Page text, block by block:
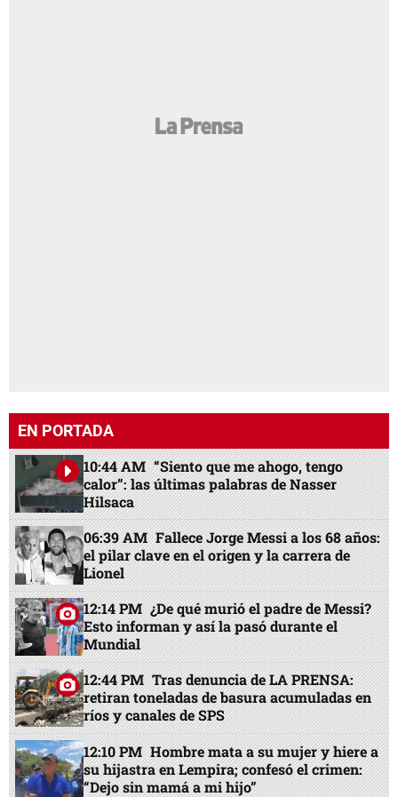
EN PORTADA
10:44 AM “Siento que me ahogo, tengo
calor”: las últimas palabras de Nasser
Hilsaca
06:39 AM Fallece Jorge Messi a los 68 años:
el pilar clave en el origen y la carrera de
Lionel
12:14 PM ¿De qué murió el padre de Messi?
Esto informan y así la pasó durante el
Mundial
12:44 PM Tras denuncia de LA PRENSA:
retiran toneladas de basura acumuladas en
ríos y canales de SPS
12:10 PM Hombre mata a su mujer y hiere a
su hijastra en Lempira; confesó el crimen:
“Dejo sin mamá a mi hijo”